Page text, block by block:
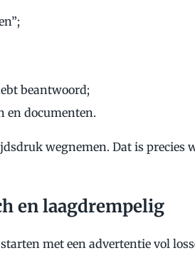
beantwoord;
documenten.
wegnemen. Dat is precies
en laagdrempelig
met een advertentie vol